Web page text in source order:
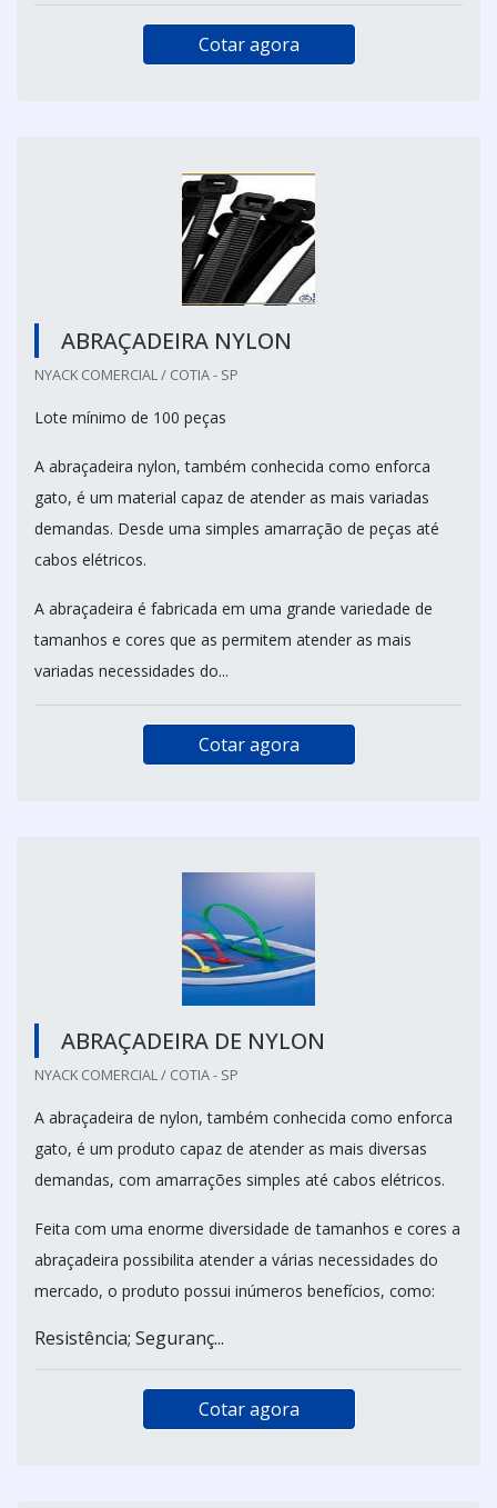
Cotar agora
ABRAÇADEIRA NYLON
NYACK COMERCIAL / COTIA - SP
Lote mínimo de 100 peças
A abraçadeira nylon, também conhecida como enforca
gato, é um material capaz de atender as mais variadas
demandas. Desde uma simples amarração de peças até
cabos elétricos.
A abraçadeira é fabricada em uma grande variedade de
tamanhos e cores que as permitem atender as mais
variadas necessidades do...
Cotar agora
ABRAÇADEIRA DE NYLON
NYACK COMERCIAL / COTIA - SP
A abraçadeira de nylon, também conhecida como enforca
gato, é um produto capaz de atender as mais diversas
demandas, com amarrações simples até cabos elétricos.
Feita com uma enorme diversidade de tamanhos e cores a
abraçadeira possibilita atender a várias necessidades do
mercado, o produto possui inúmeros benefícios, como:
Resistência; Seguranç...
Cotar agora